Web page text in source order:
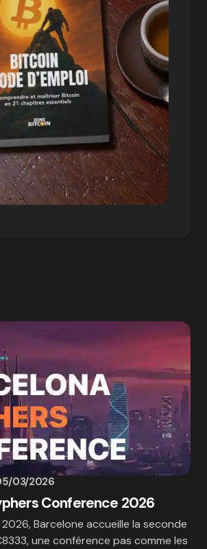
03/2026
Conference 2026
Barcelone accueille la seconde
une conférence pas comme les